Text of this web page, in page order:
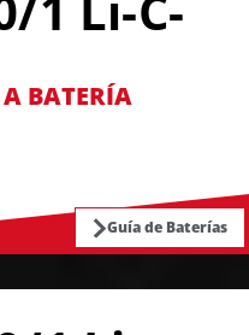
BATERÍA
Guía de Baterías